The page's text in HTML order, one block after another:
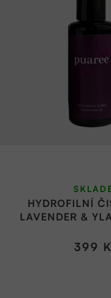
HYDROFILNÍ
LAVENDER &
399